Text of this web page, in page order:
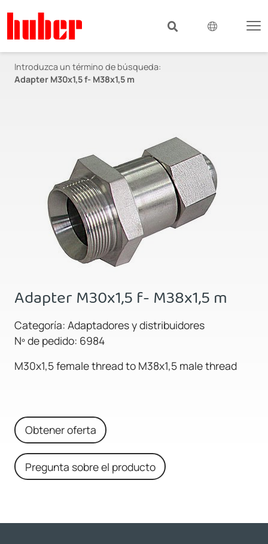
Introduzca un término de búsqueda:
Adapter M30x1,5 f- M38x1,5 m
Adapter M30x1,5 f- M38x1,5 m
Categoría: Adaptadores y distribuidores
Nº de pedido: 6984
M30x1,5 female thread to M38x1,5 male thread
Obtener oferta
Pregunta sobre el producto